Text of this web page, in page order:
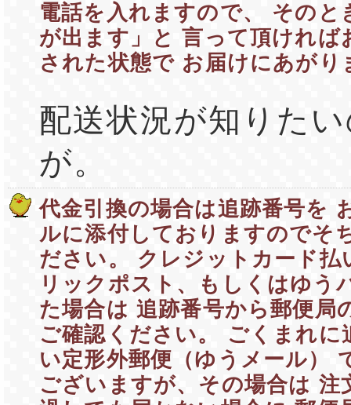
電話を入れますので、 そのと
が出ます」と 言って頂ければ
された状態で お届けにあがり
配送状況が知りた
が。
代金引換の場合は追跡番号を
ルに添付しておりますのでそ
ださい。 クレジットカード払
リックポスト、もしくはゆう
た場合は 追跡番号から郵便局
ご確認ください。 ごくまれに
い定形外郵便（ゆうメール）
ございますが、その場合は 注